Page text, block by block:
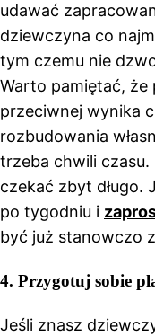
udawać
dziewczyna co
tym czemu nie
Warto pamiętać, że
przeciwnej wynika
rozbudowania
trzeba chwili
czekać zbyt długo.
po tygodniu i
być już stanowczo
4. Przygotuj sobie
Jeśli znasz